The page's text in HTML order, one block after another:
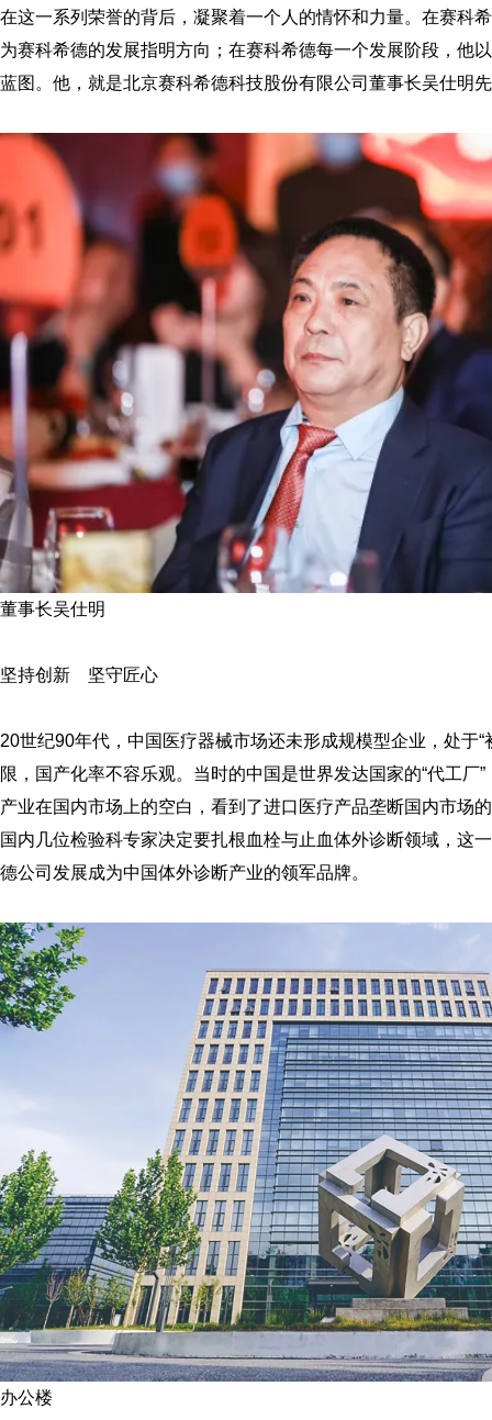
在这一系列荣誉的背后，凝聚着一个人的情怀和力量。在赛科
为赛科希德的发展指明方向；在赛科希德每一个发展阶段，他
蓝图。他，就是北京赛科希德科技股份有限公司董事长吴仕明
董事长吴仕明
坚持创新 坚守匠心
20世纪90年代，中国医疗器械市场还未形成规模型企业，处于
限，国产化率不容乐观。当时的中国是世界发达国家的“代工
产业在国内市场上的空白，看到了进口医疗产品垄断国内市场
国内几位检验科专家决定要扎根血栓与止血体外诊断领域，这
德公司发展成为中国体外诊断产业的领军品牌。
办公楼